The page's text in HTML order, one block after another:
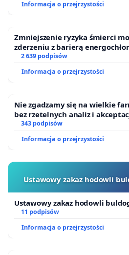
Informacja o przejrzystości
Zmniejszenie ryzyka śmierci
zderzeniu z barierą
2 639 podpisów
Informacja o przejrzystości
Nie zgadzamy się na wielkie
bez rzetelnych analiz i
343 podpisów
Informacja o przejrzystości
Ustawowy zakaz hodowli
Ustawowy zakaz hodowli
11 podpisów
Informacja o przejrzystości